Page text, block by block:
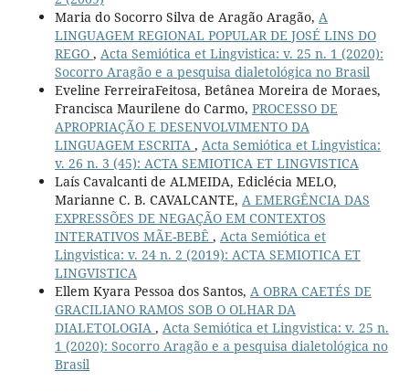
Maria do Socorro Silva de Aragão Aragão, A
LINGUAGEM REGIONAL POPULAR DE JOSÉ LINS DO
REGO , Acta Semiótica et Lingvistica: v. 25 n. 1 (2020):
Socorro Aragão e a pesquisa dialetológica no Brasil
Eveline FerreiraFeitosa, Betânea Moreira de Moraes,
Francisca Maurilene do Carmo, PROCESSO DE
APROPRIAÇÃO E DESENVOLVIMENTO DA
LINGUAGEM ESCRITA , Acta Semiótica et Lingvistica:
v. 26 n. 3 (45): ACTA SEMIOTICA ET LINGVISTICA
Laís Cavalcanti de ALMEIDA, Ediclécia MELO,
Marianne C. B. CAVALCANTE, A EMERGÊNCIA DAS
EXPRESSÕES DE NEGAÇÃO EM CONTEXTOS
INTERATIVOS MÃE-BEBÊ , Acta Semiótica et
Lingvistica: v. 24 n. 2 (2019): ACTA SEMIOTICA ET
LINGVISTICA
Ellem Kyara Pessoa dos Santos, A OBRA CAETÉS DE
GRACILIANO RAMOS SOB O OLHAR DA
DIALETOLOGIA , Acta Semiótica et Lingvistica: v. 25 n.
1 (2020): Socorro Aragão e a pesquisa dialetológica no
Brasil